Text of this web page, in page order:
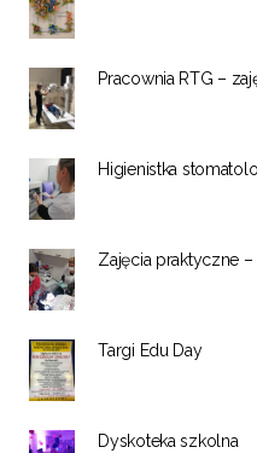
Pracownia RTG –
Higienistka
Zajęcia praktyczne
Targi Edu Day
Dyskoteka szkolna